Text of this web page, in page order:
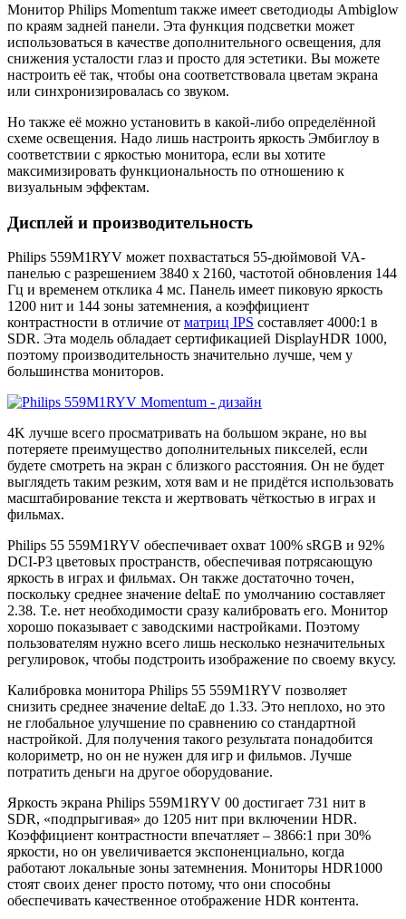
Монитор Philips Momentum также имеет светодиоды Ambiglow
по краям задней панели. Эта функция подсветки может
использоваться в качестве дополнительного освещения, для
снижения усталости глаз и просто для эстетики. Вы можете
настроить её так, чтобы она соответствовала цветам экрана
или синхронизировалась со звуком.
Но также её можно установить в какой-либо определённой
схеме освещения. Надо лишь настроить яркость Эмбиглоу в
соответствии с яркостью монитора, если вы хотите
максимизировать функциональность по отношению к
визуальным эффектам.
Дисплей и производительность
Philips 559M1RYV может похвастаться 55-дюймовой VA-
панелью с разрешением 3840 x 2160, частотой обновления 144
Гц и временем отклика 4 мс. Панель имеет пиковую яркость
1200 нит и 144 зоны затемнения, а коэффициент
контрастности в отличие от матриц IPS составляет 4000:1 в
SDR. Эта модель обладает сертификацией DisplayHDR 1000,
поэтому производительность значительно лучше, чем у
большинства мониторов.
4K лучше всего просматривать на большом экране, но вы
потеряете преимущество дополнительных пикселей, если
будете смотреть на экран с близкого расстояния. Он не будет
выглядеть таким резким, хотя вам и не придётся использовать
масштабирование текста и жертвовать чёткостью в играх и
фильмах.
Philips 55 559M1RYV обеспечивает охват 100% sRGB и 92%
DCI-P3 цветовых пространств, обеспечивая потрясающую
яркость в играх и фильмах. Он также достаточно точен,
поскольку среднее значение deltaE по умолчанию составляет
2.38. Т.е. нет необходимости сразу калибровать его. Монитор
хорошо показывает с заводскими настройками. Поэтому
пользователям нужно всего лишь несколько незначительных
регулировок, чтобы подстроить изображение по своему вкусу.
Калибровка монитора Philips 55 559M1RYV позволяет
снизить среднее значение deltaE до 1.33. Это неплохо, но это
не глобальное улучшение по сравнению со стандартной
настройкой. Для получения такого результата понадобится
колориметр, но он не нужен для игр и фильмов. Лучше
потратить деньги на другое оборудование.
Яркость экрана Philips 559M1RYV 00 достигает 731 нит в
SDR, «подпрыгивая» до 1205 нит при включении HDR.
Коэффициент контрастности впечатляет – 3866:1 при 30%
яркости, но он увеличивается экспоненциально, когда
работают локальные зоны затемнения. Мониторы HDR1000
стоят своих денег просто потому, что они способны
обеспечивать качественное отображение HDR контента.